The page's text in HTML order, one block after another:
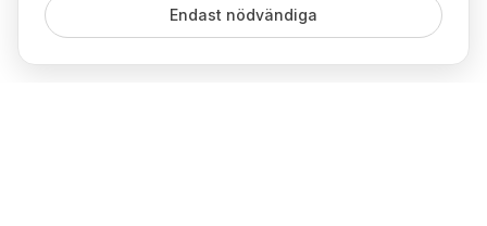
Endast nödvändiga